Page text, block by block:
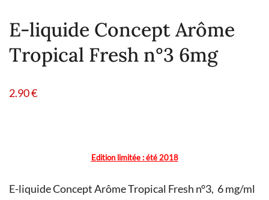
E-liquide Concept Arôme
Tropical Fresh n°3 6mg
2.90€
Edition limitée : été 2018
E-liquide Concept Arôme Tropical Fresh n°3, 6 mg/ml